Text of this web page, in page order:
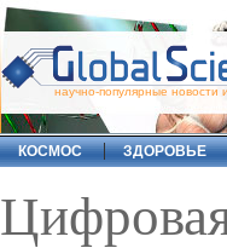
научно-популярные новости
КОСМОС ЗДОРОВЬЕ